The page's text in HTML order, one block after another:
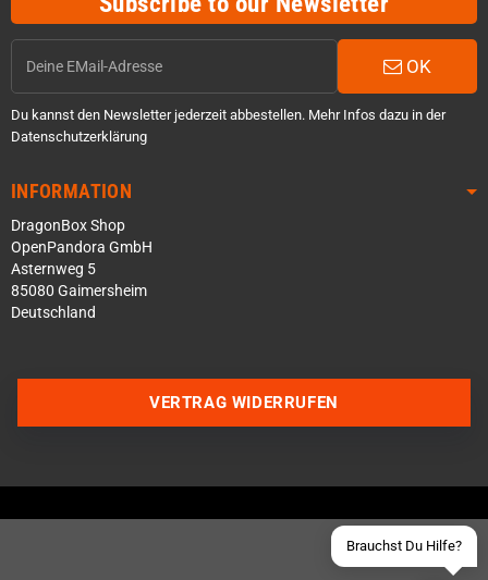
OK
Du kannst den Newsletter jederzeit abbestellen. Mehr Infos dazu in der
Datenschutzerklärung
INFORMATION
DragonBox Shop
OpenPandora GmbH
Asternweg 5
85080 Gaimersheim
Deutschland
Brauchst Du Hilfe?
Schick uns eine eMail
VERTRAG WIDERRUFEN